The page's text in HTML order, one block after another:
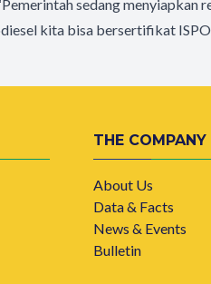
sedang menyiapkan
kita bisa bersertifikat
THE COMPANY
About Us
Data & Facts
News & Events
Bulletin